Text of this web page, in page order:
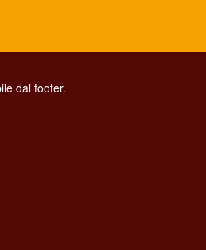
dal footer.